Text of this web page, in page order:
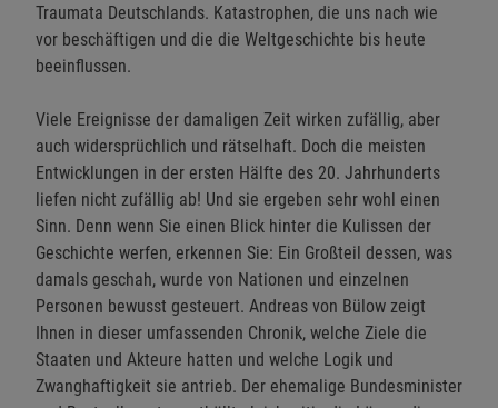
Traumata Deutschlands. Katastrophen, die uns nach wie
vor beschäftigen und die die Weltgeschichte bis heute
beeinflussen.
Viele Ereignisse der damaligen Zeit wirken zufällig, aber
auch widersprüchlich und rätselhaft. Doch die meisten
Entwicklungen in der ersten Hälfte des 20. Jahrhunderts
liefen nicht zufällig ab! Und sie ergeben sehr wohl einen
Sinn. Denn wenn Sie einen Blick hinter die Kulissen der
Geschichte werfen, erkennen Sie: Ein Großteil dessen, was
damals geschah, wurde von Nationen und einzelnen
Personen bewusst gesteuert. Andreas von Bülow zeigt
Ihnen in dieser umfassenden Chronik, welche Ziele die
Staaten und Akteure hatten und welche Logik und
Zwanghaftigkeit sie antrieb. Der ehemalige Bundesminister